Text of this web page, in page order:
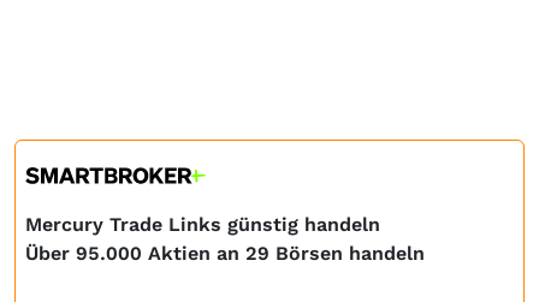
Mercury Trade Links günstig handeln
Über 95.000 Aktien an 29 Börsen handeln